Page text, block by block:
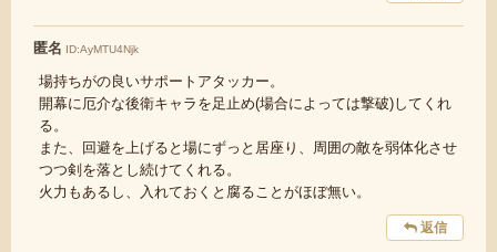
匿名 ID:AyMTU4Njk
場持ちがの良いサポートアタッカー。
開幕に厄介な後衛キャラを足止め(場合によっては撃破)してくれ
る。
また、回避を上げると場にずっと居座り、周囲の敵を弱体化させ
つつ剣を落とし続けてくれる。
火力もあるし、入れておくと腐ることがほぼ無い。
返信